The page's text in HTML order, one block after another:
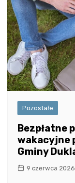
Pozostałe
Bezpłatne
wakacyjne
Gminy
9 czerwca 2026